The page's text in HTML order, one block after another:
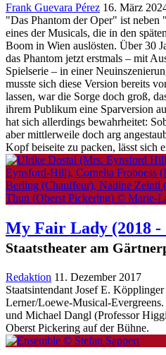
Frank Guevara Pérez 16. März
"Das Phantom der Oper" ist
eines der Musicals, die in den
Boom in Wien auslösten. Über 30
das Phantom jetzt erstmals – mit
Spielserie – in einer
musste sich diese Version bereits
lassen, war die Sorge doch groß,
ihrem Publikum eine Sparversion
hat sich allerdings bewahrheitet:
aber mittlerweile doch arg
Kopf beiseite zu packen, lässt sich
My Fair Lady (2018 -
Staatstheater am
Redaktion 11. Dezember 2017
Staatsintendant Josef E.
Lerner/Loewe-Musical-
und Michael Dangl (Professor
Oberst Pickering auf der Bühne.